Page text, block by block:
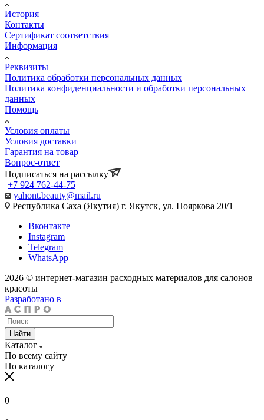
История
Контакты
Сертификат соответствия
Информация
Реквизиты
Политика обработки персональных данных
Политика конфиденциальности и обработки персональных
данных
Помощь
Условия оплаты
Условия доставки
Гарантия на товар
Вопрос-ответ
Подписаться на рассылку
+7 924 762-44-75
yahont.beauty@mail.ru
Республика Саха (Якутия) г. Якутск, ул. Пояркова 20/1
Вконтакте
Instagram
Telegram
WhatsApp
2026 © интернет-магазин расходных материалов для салонов
красоты
Разработано в
Найти
Каталог
По всему сайту
По каталогу
0